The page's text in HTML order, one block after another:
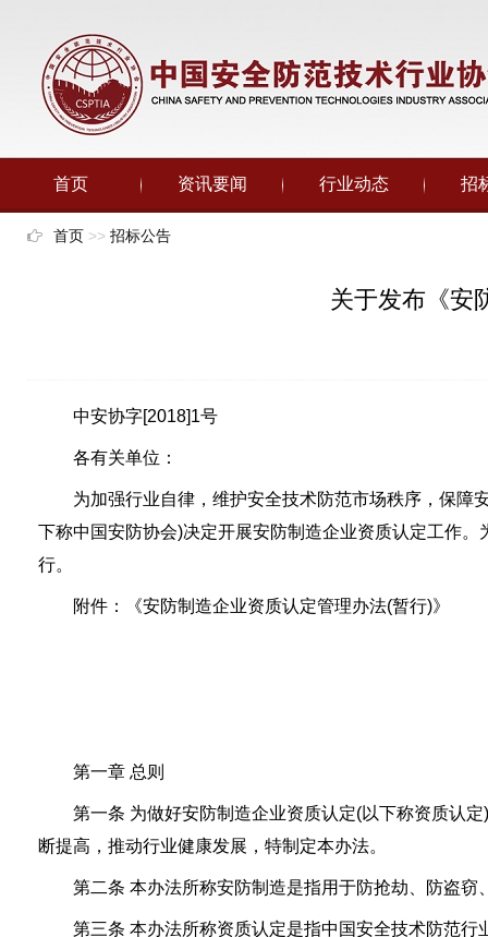
首页 资讯要闻 行业动态 招
首页 >> 招标公告
关于发布《安
中安协字[2018]1号
各有关单位：
为加强行业自律，维护安全技术防范市场秩序，保障安
下称中国安防协会)决定开展安防制造企业资质认定工作
行。
附件：《安防制造企业资质认定管理办法(暂行)》
第一章 总则
第一条 为做好安防制造企业资质认定(以下称资质认定)
断提高，推动行业健康发展，特制定本办法。
第二条 本办法所称安防制造是指用于防抢劫、防盗窃
第三条 本办法所称资质认定是指中国安全技术防范行